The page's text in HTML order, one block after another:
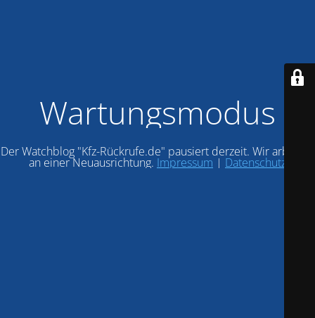
Wartungsmodus
Der Watchblog "Kfz-Rückrufe.de" pausiert derzeit. Wir arbeiten
an einer Neuausrichtung. Impressum | Datenschutz